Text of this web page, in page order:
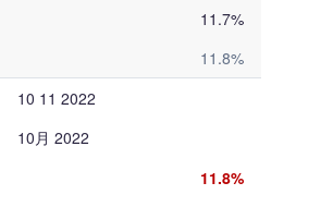
11.7%
11.8%
10 11 2022
10月 2022
11.8%